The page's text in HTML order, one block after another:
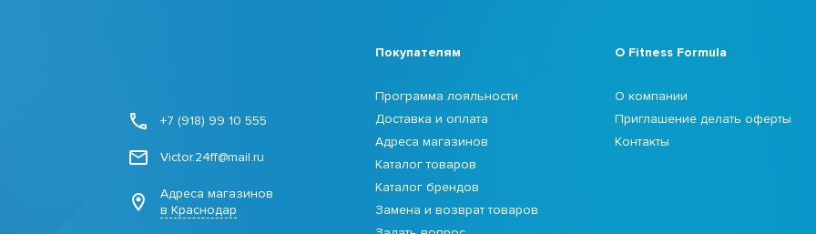
+7 (918) 99 10 555
Victor.24ff@mail.ru
Адреса магазинов
в Краснодар
Покупателям
Программа лояльности
Доставка и оплата
Адреса магазинов
Каталог товаров
Каталог брендов
Замена и возврат товаров
О Fitness Formula
О компании
Приглашение делать оферты
Контакты